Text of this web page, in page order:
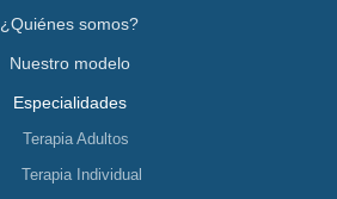
¿Quiénes somos?
Nuestro modelo
Especialidades
Terapia Adultos
Terapia Individual